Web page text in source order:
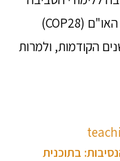
השבוע תיפתח ועידת האקלים ה-28 של האו"ם (COP28)
הקודמות, ולמרות
בתוכנית